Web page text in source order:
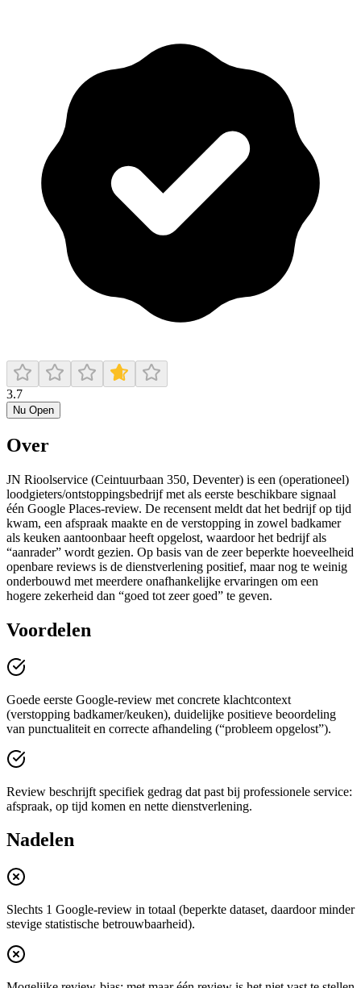
3.7
Nu Open
Over
JN Rioolservice (Ceintuurbaan 350, Deventer) is een (operationeel)
loodgieters/ontstoppingsbedrijf met als eerste beschikbare signaal
één Google Places-review. De recensent meldt dat het bedrijf op tijd
kwam, een afspraak maakte en de verstopping in zowel badkamer
als keuken aantoonbaar heeft opgelost, waardoor het bedrijf als
“aanrader” wordt gezien. Op basis van de zeer beperkte hoeveelheid
openbare reviews is de dienstverlening positief, maar nog te weinig
onderbouwd met meerdere onafhankelijke ervaringen om een
hogere zekerheid dan “goed tot zeer goed” te geven.
Voordelen
Goede eerste Google-review met concrete klachtcontext
(verstopping badkamer/keuken), duidelijke positieve beoordeling
van punctualiteit en correcte afhandeling (“probleem opgelost”).
Review beschrijft specifiek gedrag dat past bij professionele service:
afspraak, op tijd komen en nette dienstverlening.
Nadelen
Slechts 1 Google-review in totaal (beperkte dataset, daardoor minder
stevige statistische betrouwbaarheid).